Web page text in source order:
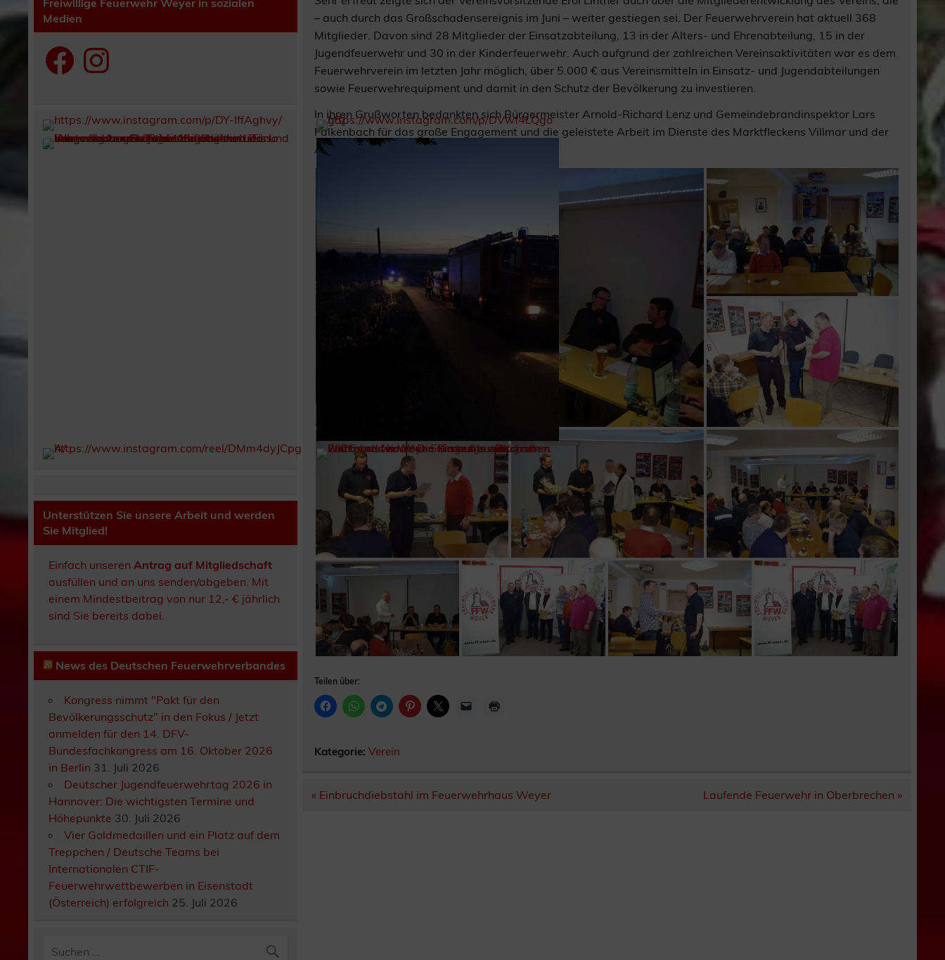
– auch durch das Großschadensereignis im Juni – weiter gestiegen sei. Der Feuerwehrverein hat aktuell 368
Mitglieder. Davon sind 28 Mitglieder der Einsatzabteilung, 13 in der Alters- und Ehrenabteilung, 15 in der
Jugendfeuerwehr und 30 in der Kinderfeuerwehr. Auch aufgrund der zahlreichen Vereinsaktivitäten war es dem
Feuerwehrverein im letzten Jahr möglich, über 5.000 € aus Vereinsmitteln in Einsatz- und Jugendabteilungen
sowie Feuerwehrequipment und damit in den Schutz der Bevölkerung zu investieren.
In ihren Grußworten bedankten sich Bürgermeister Arnold-Richard Lenz und Gemeindebrandinspektor Lars
Falkenbach für das große Engagement und die geleistete Arbeit im Dienste des Marktfleckens Villmar und der
Allgemeinheit.
Teilen über:
Kategorie: Verein
Beitragsnavigation
« Einbruchdiebstahl im Feuerwehrhaus Weyer Laufende Feuerwehr in Oberbrechen »
Medien
FacebookInstagram
Unterstützen Sie unsere Arbeit und werden
Sie Mitglied!
Einfach unseren Antrag auf Mitgliedschaft
ausfüllen und an uns senden/abgeben. Mit
einem Mindestbeitrag von nur 12,- € jährlich
sind Sie bereits dabei.
News des Deutschen Feuerwehrverbandes
Kongress nimmt "Pakt für den
Bevölkerungsschutz" in den Fokus / Jetzt
anmelden für den 14. DFV-
Bundesfachkongress am 16. Oktober 2026
in Berlin 31. Juli 2026
Deutscher Jugendfeuerwehrtag 2026 in
Hannover: Die wichtigsten Termine und
Höhepunkte 30. Juli 2026
Vier Goldmedaillen und ein Platz auf dem
Treppchen / Deutsche Teams bei
Internationalen CTIF-
Feuerwehrwettbewerben in Eisenstadt
(Österreich) erfolgreich 25. Juli 2026